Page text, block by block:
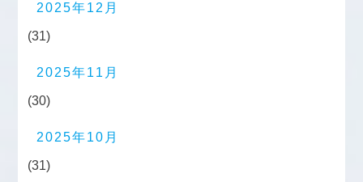
2025年12月
(31)
2025年11月
(30)
2025年10月
(31)